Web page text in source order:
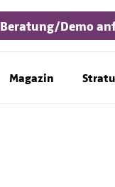
Beratung/Demo
Magazin